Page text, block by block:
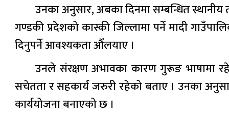
उनका अनुसार, अबका दिनमा सम्बन्धित
गण्डकी प्रदेशको कास्की जिल्लामा पर्ने मादी
दिनुपर्ने आवश्यकता औँलयाए ।
उनले संरक्षण अभावका कारण गुरूङ भाषामा
सचेतता र सहकार्य जरुरी रहेको बताए । उनका
कार्ययोजना बनाएको छ ।